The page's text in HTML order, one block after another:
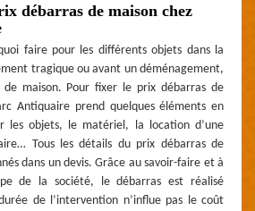
débarras de maison chez
faire pour les différents objets dans la
tragique ou avant un déménagement,
de maison. Pour fixer le prix débarras de
Antiquaire prend quelques éléments en
les objets, le matériel, la location d’une
Tous les détails du prix débarras de
dans un devis. Grâce au savoir-faire et à
de la société, le débarras est réalisé
de l’intervention n’influe pas le coût